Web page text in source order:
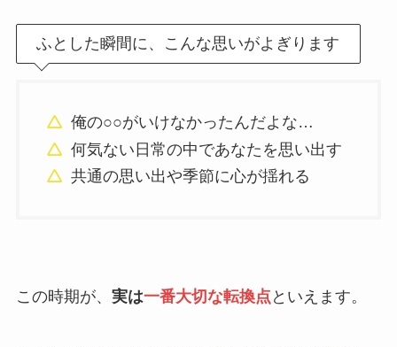
ふとした瞬間に、こんな思いがよぎります
俺の○○がいけなかったんだよな…
何気ない日常の中であなたを思い出す
共通の思い出や季節に心が揺れる
この時期が、 実は一番大切な転換点 といえます。